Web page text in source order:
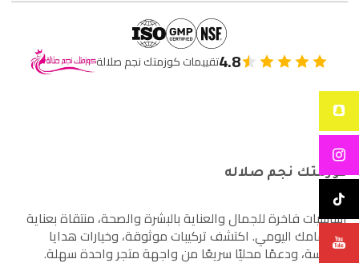
4.8تقييمات كوزمتك نجم صلالة
كوزمتك نجم صلاله
أساسيات فاخرة للجمال والعناية بالبشرة والصحة، منتقاة بعناية
لاهتمامك اليومي. اكتشف تركيبات موثوقة، وخيارات هدايا
مدروسة، ودعمًا محليًا سريعًا من واجهة متجر واحدة سهلة.